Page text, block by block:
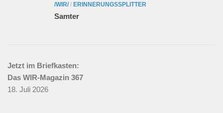
/WIR/ / ERINNERUNGSSPLITTER
Samter
Jetzt im Briefkasten:
Das WIR-Magazin 367
18. Juli 2026